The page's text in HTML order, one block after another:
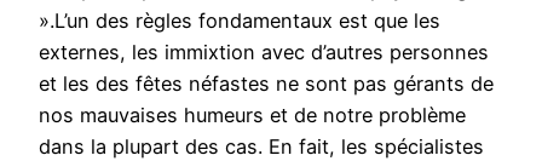
».L’un des règles fondamentaux est que les
externes, les immixtion avec d’autres personnes
et les des fêtes néfastes ne sont pas gérants de
nos mauvaises humeurs et de notre problème
dans la plupart des cas. En fait, les spécialistes